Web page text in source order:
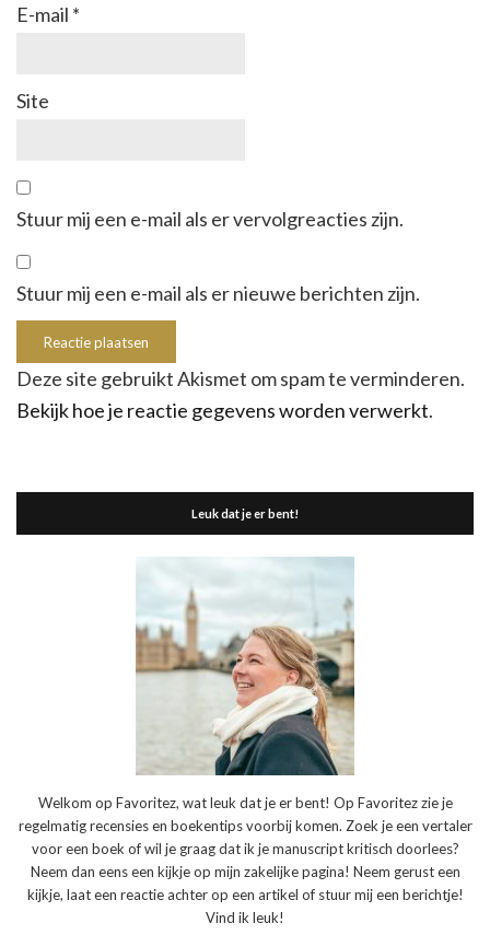
E-mail *
Site
Stuur mij een e-mail als er vervolgreacties zijn.
Stuur mij een e-mail als er nieuwe berichten zijn.
Deze site gebruikt Akismet om spam te verminderen.
Bekijk hoe je reactie gegevens worden verwerkt.
Leuk dat je er bent!
Welkom op Favoritez, wat leuk dat je er bent! Op Favoritez zie je
regelmatig recensies en boekentips voorbij komen. Zoek je een vertaler
voor een boek of wil je graag dat ik je manuscript kritisch doorlees?
Neem dan eens een kijkje op mijn zakelijke pagina! Neem gerust een
kijkje, laat een reactie achter op een artikel of stuur mij een berichtje!
Vind ik leuk!